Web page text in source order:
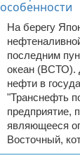
На берегу
последним
океан (ВСТО).
нефти в
"Транснефть
предприятие,
являющееся
Восточный,